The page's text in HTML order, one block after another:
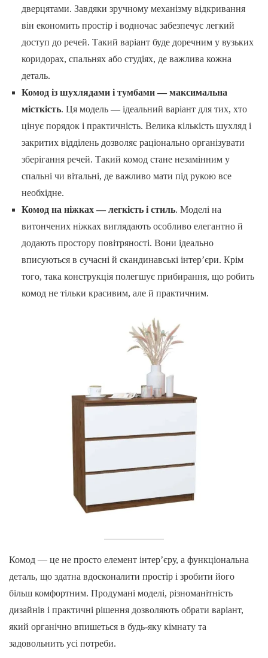
дверцятами. Завдяки зручному механізму відкривання
він економить простір і водночас забезпечує легкий
доступ до речей. Такий варіант буде доречним у вузьких
коридорах, спальнях або студіях, де важлива кожна
деталь.
Комод із шухлядами і тумбами — максимальна
місткість. Ця модель — ідеальний варіант для тих, хто
цінує порядок і практичність. Велика кількість шухляд і
закритих відділень дозволяє раціонально організувати
зберігання речей. Такий комод стане незамінним у
спальні чи вітальні, де важливо мати під рукою все
необхідне.
Комод на ніжках — легкість і стиль. Моделі на
витончених ніжках виглядають особливо елегантно й
додають простору повітряності. Вони ідеально
вписуються в сучасні й скандинавські інтер’єри. Крім
того, така конструкція полегшує прибирання, що робить
комод не тільки красивим, але й практичним.
Комод — це не просто елемент інтер’єру, а функціональна
деталь, що здатна вдосконалити простір і зробити його
більш комфортним. Продумані моделі, різноманітність
дизайнів і практичні рішення дозволяють обрати варіант,
який органічно впишеться в будь-яку кімнату та
задовольнить усі потреби.